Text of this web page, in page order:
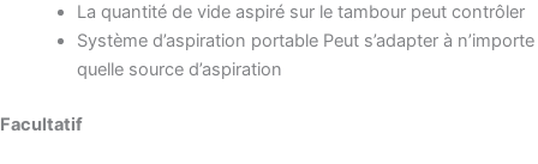
La quantité de vide aspiré sur le tambour peut contrôler
Système d’aspiration portable Peut s’adapter à n’importe
quelle source d’aspiration
Facultatif